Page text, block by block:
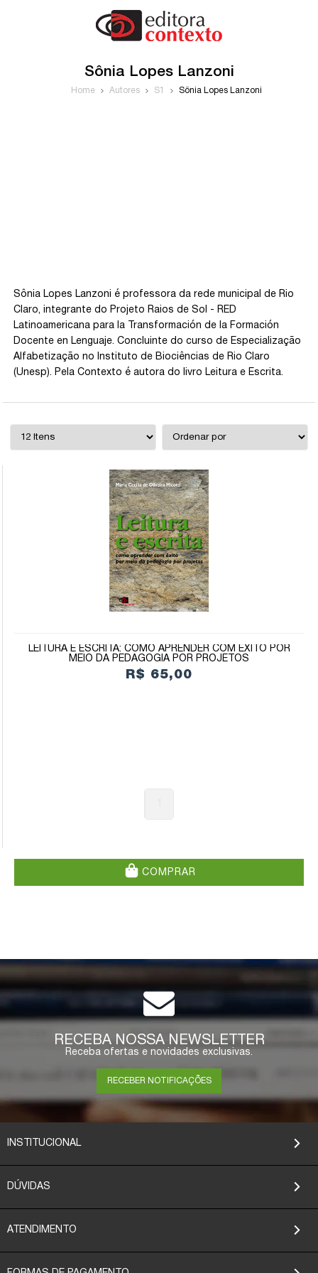
Sônia Lopes Lanzoni
Home Autores S1 Sônia Lopes Lanzoni
Sônia Lopes Lanzoni é professora da rede municipal de Rio
Claro, integrante do Projeto Raios de Sol - RED
Latinoamericana para la Transformación de la Formación
Docente en Lenguaje. Concluinte do curso de Especialização
Alfabetização no Instituto de Biociências de Rio Claro
(Unesp). Pela Contexto é autora do livro Leitura e Escrita.
LEITURA E ESCRITA: COMO APRENDER COM ÊXITO POR
MEIO DA PEDAGOGIA POR PROJETOS
R$ 65,00
COMPRAR
RECEBA NOSSA NEWSLETTER
Receba ofertas e novidades exclusivas.
RECEBER NOTIFICAÇÕES
INSTITUCIONAL
DÚVIDAS
ATENDIMENTO